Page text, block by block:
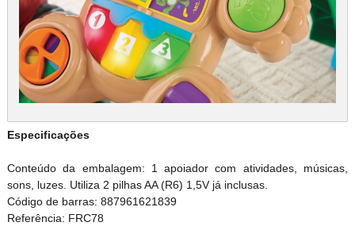
Especificações
Conteúdo da embalagem: 1 apoiador com atividades, músicas,
sons, luzes. Utiliza 2 pilhas AA (R6) 1,5V já inclusas.
Código de barras: 887961621839
Referência: FRC78